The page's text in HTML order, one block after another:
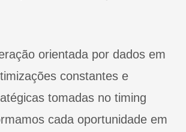
orientada por dados em
constantes e
tomadas no timing
cada oportunidade em